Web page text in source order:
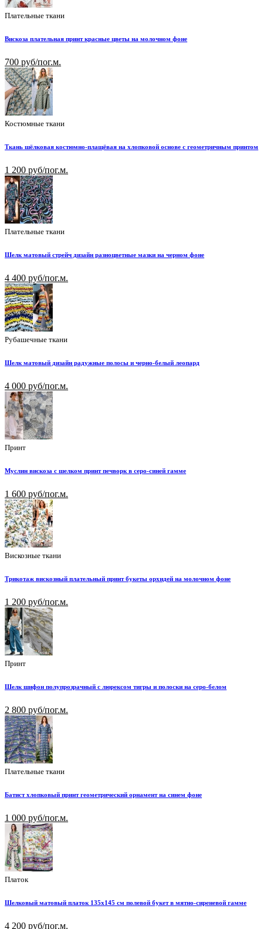
Плательные ткани
Вискоза плательная принт красные цветы на молочном фоне
700 руб/пог.м.
Костюмные ткани
Ткань шёлковая костюмно-плащёвая на хлопковой основе с геометричным принтом
1 200 руб/пог.м.
Плательные ткани
Шелк матовый стрейч дизайн разноцветные мазки на черном фоне
4 400 руб/пог.м.
Рубашечные ткани
Шелк матовый дизайн радужные полосы и черно-белый леопард
4 000 руб/пог.м.
Принт
Муслин вискоза с шелком принт печворк в серо-синей гамме
1 600 руб/пог.м.
Вискозные ткани
Трикотаж вискозный плательный принт букеты орхидей на молочном фоне
1 200 руб/пог.м.
Принт
Шелк шифон полупрозрачный с люрексом тигры и полоски на серо-белом
2 800 руб/пог.м.
Плательные ткани
Батист хлопковый принт геометрический орнамент на синем фоне
1 000 руб/пог.м.
Платок
Шелковый матовый платок 135х145 см полевой букет в мятно-сиреневой гамме
4 200 руб/пог.м.